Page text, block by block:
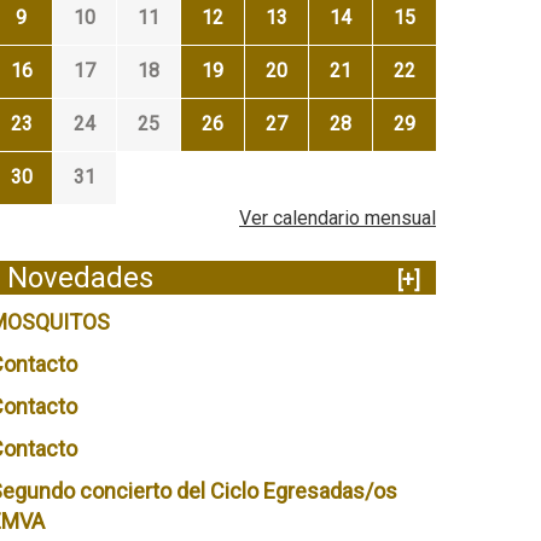
9 10 11 12 13 14 15
16 17 18 19 20 21 22
23 24 25 26 27 28 29
30
31
Ver calendario mensual
Novedades
[+]
concierto del Ciclo Egresadas/os